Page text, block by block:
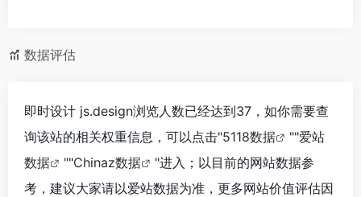
数据评估
即时设计 js.design浏览人数已经达到37，如你需要查
询该站的相关权重信息，可以点击"5118数据 ""爱站
数据
""Chinaz数据
"进入；以目前的网站数据参
考，建议大家请以爱站数据为准，更多网站价值评估因